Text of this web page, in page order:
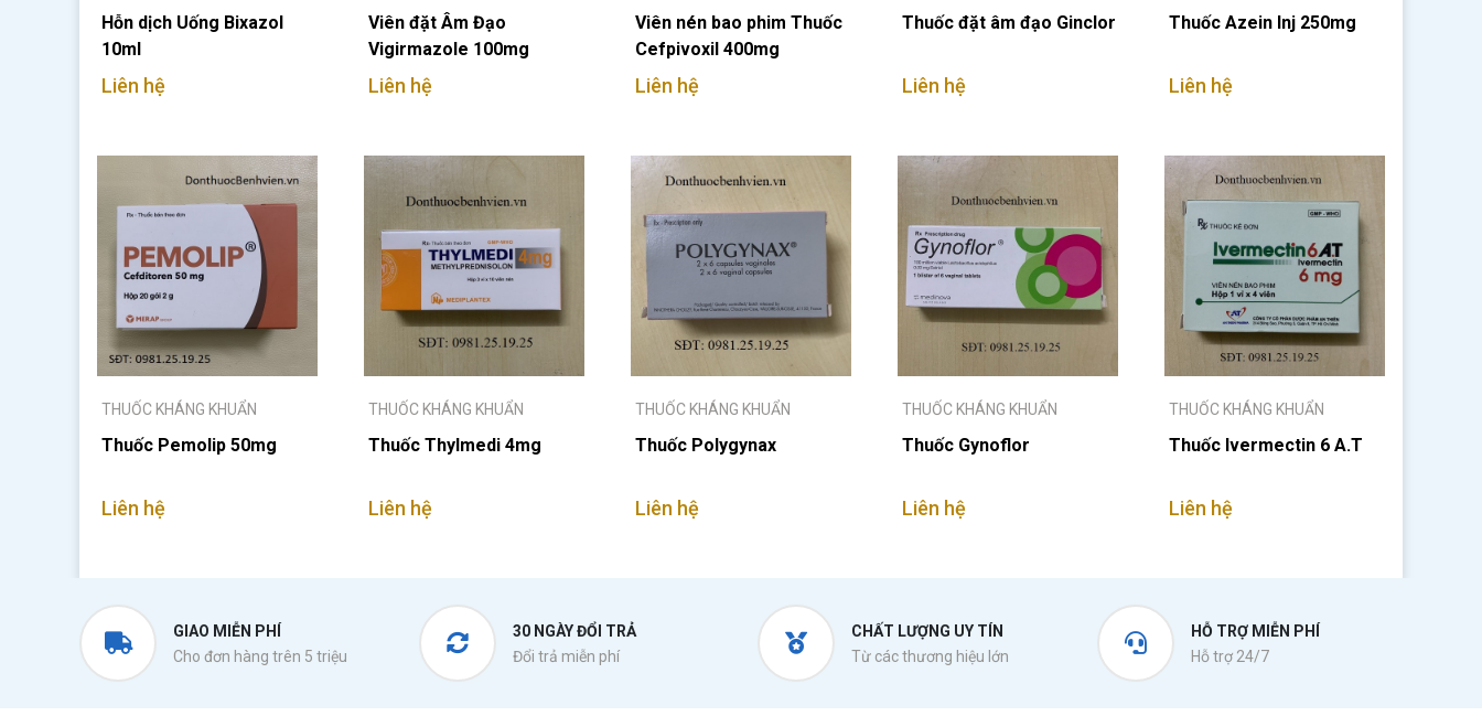
Hỗn dịch Uống Bixazol
10ml
Liên hệ
Viên đặt Âm Đạo
Vigirmazole 100mg
Liên hệ
Viên nén bao phim Thuốc
Cefpivoxil 400mg
Liên hệ
Thuốc đặt âm đạo Ginclor
Liên hệ
Thuốc Azein Inj 250mg
Liên hệ
THUỐC KHÁNG KHUẨN
Thuốc Pemolip 50mg
Liên hệ
THUỐC KHÁNG KHUẨN
Thuốc Thylmedi 4mg
Liên hệ
THUỐC KHÁNG KHUẨN
Thuốc Polygynax
Liên hệ
THUỐC KHÁNG KHUẨN
Thuốc Gynoflor
Liên hệ
THUỐC KHÁNG KHUẨN
Thuốc Ivermectin 6 A.T
Liên hệ
GIAO MIỄN PHÍ
Cho đơn hàng trên 5 triệu
30 NGÀY ĐỔI TRẢ
Đổi trả miễn phí
CHẤT LƯỢNG UY TÍN
Từ các thương hiệu lớn
HỖ TRỢ MIỄN PHÍ
Hỗ trợ 24/7